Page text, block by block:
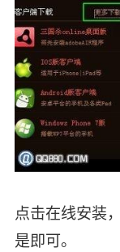
点击在线安装
是即可。